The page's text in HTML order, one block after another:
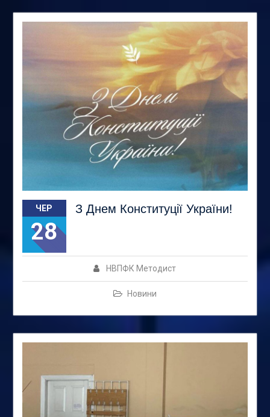
Новини
ЧЕР
28
З Днем Конституції України!
НВПФК Методист
Новини